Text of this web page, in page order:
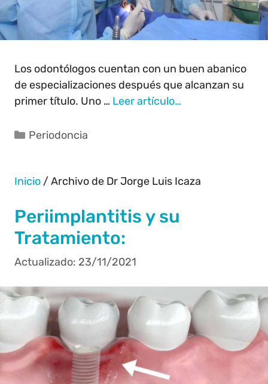
Los odontólogos cuentan con un buen abanico
de especializaciones después que alcanzan su
primer título. Uno … Leer artículo…
Periodoncia
Inicio /Archivo de Dr Jorge Luis Icaza
Periimplantitis y su
Tratamiento:
23/11/2021